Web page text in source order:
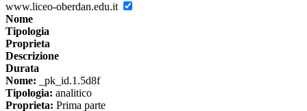
www.liceo-oberdan.edu.it
Nome
Tipologia
Proprieta
Descrizione
Durata
Nome: _pk_id.1.5d8f
Tipologia: analitico
Proprieta: Prima parte